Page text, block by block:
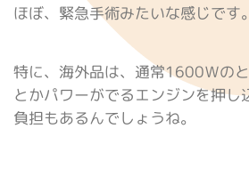
ほぼ、緊急手術みたいな感じです
特に、海外品は、通常1600Ｗの
とかパワーがでるエンジンを押し
負担もあるんでしょうね。